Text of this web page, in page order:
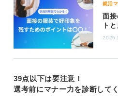
就活
面
ト
39点以下は要注意！
選考前にマナー力を診断して